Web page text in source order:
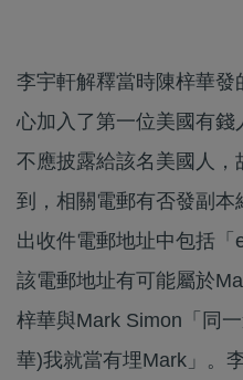
李宇軒解釋當時陳梓華
心加入了第一位美國有
不應披露給該名美國人，
到，相關電郵有否發副
出收件電郵地址中包括「
該電郵地址有可能屬於
梓華與Mark Simon「同
華)我就當有埋Mark」。